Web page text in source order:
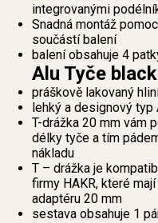
integrovanými
Snadná montáž
součástí balení
balení obsahuje 4
Alu Tyče
práškově lakovaný
lehký a designový typ
T-drážka 20 mm vám
délky tyče a tím
nákladu
T – drážka je
firmy HAKR, které
adaptéru 20 mm
sestava obsahuje 1